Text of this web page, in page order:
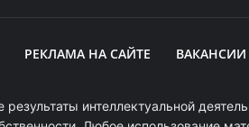
РЕКЛАМА НА САЙТЕ ВАКАНСИИ
интеллектуальной